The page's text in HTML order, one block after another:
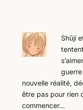
Shûji
nouvelle réalité,
être pas pour rien
commencer…